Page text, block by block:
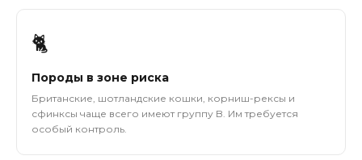
🐈
Породы в зоне риска
Британские, шотландские кошки, корниш-рексы и
сфинксы чаще всего имеют группу B. Им требуется
особый контроль.